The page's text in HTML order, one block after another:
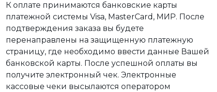
К оплате принимаются банковские карты
платежной системы Visa, MasterCard, МИР. После
подтверждения заказа вы будете
перенаправлены на защищенную платежную
страницу, где необходимо ввести данные Вашей
банковской карты. После успешной оплаты вы
получите электронный чек. Электронные
кассовые чеки высылаются оператором